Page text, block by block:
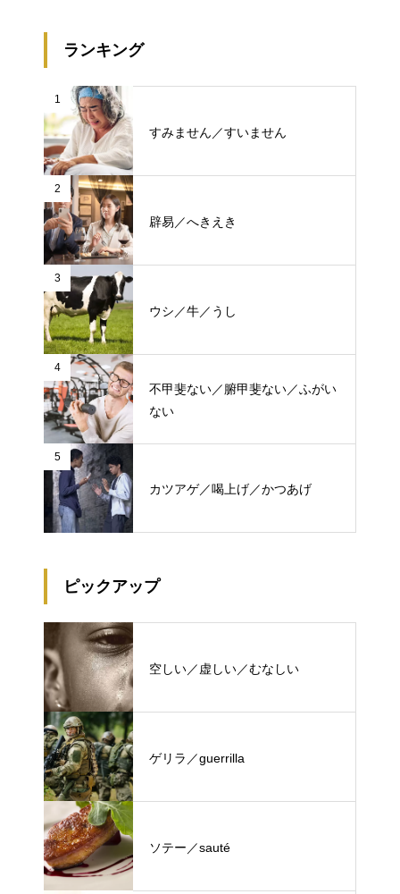
ランキング
1
すみません／すいません
2
辟易／へきえき
3
ウシ／牛／うし
4
不甲斐ない／腑甲斐ない／ふがい
ない
5
カツアゲ／喝上げ／かつあげ
ピックアップ
空しい／虚しい／むなしい
ゲリラ／guerrilla
ソテー／sauté